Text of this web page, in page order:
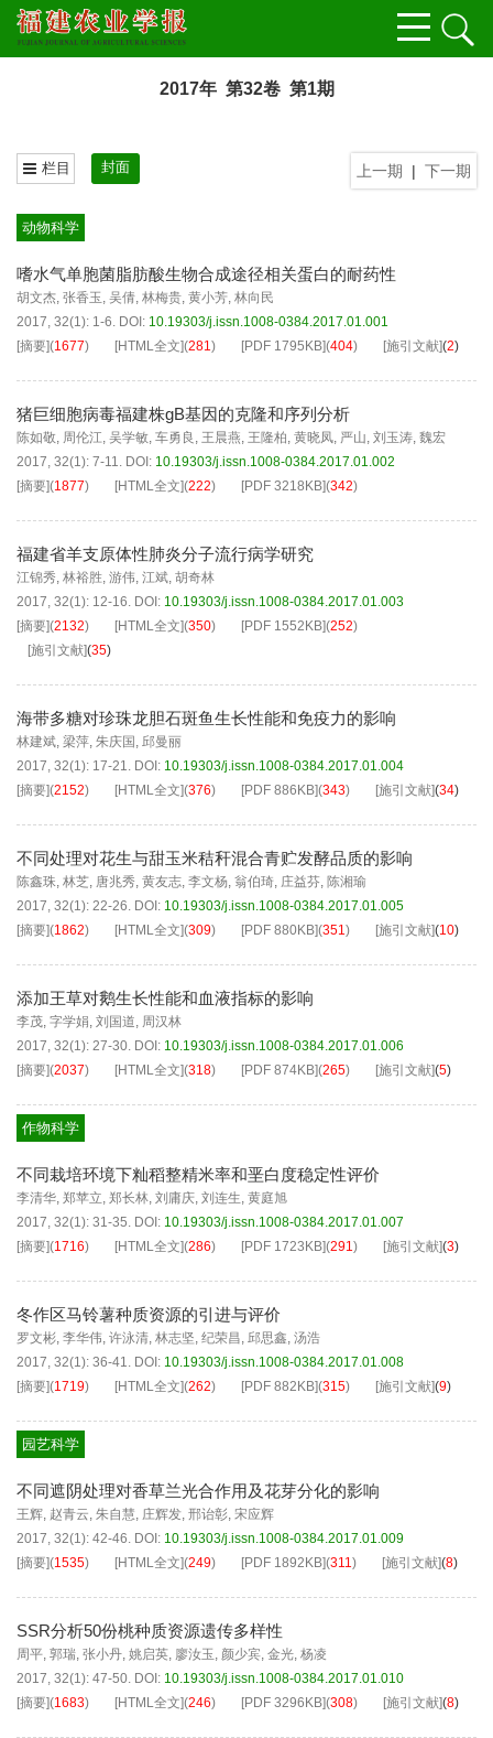
2017年 第32卷 第1期
上一期 | 下一期
栏目 封面
动物科学
嗜水气单胞菌脂肪酸生物合成途径相关蛋白的耐药性
胡文杰, 张香玉, 吴倩, 林梅贵, 黄小芳, 林向民
2017, 32(1): 1-6. DOI: 10.19303/j.issn.1008-0384.2017.01.001
[摘要](1677) [HTML全文](281) [PDF 1795KB](404) [施引文献](2)
猪巨细胞病毒福建株gB基因的克隆和序列分析
陈如敬, 周伦江, 吴学敏, 车勇良 , 王晨燕, 王隆柏, 黄晓凤, 严山, 刘玉涛, 魏宏
2017, 32(1): 7-11. DOI: 10.19303/j.issn.1008-0384.2017.01.002
[摘要](1877) [HTML全文](222) [PDF 3218KB](342)
福建省羊支原体性肺炎分子流行病学研究
江锦秀, 林裕胜, 游伟, 江斌, 胡奇林
2017, 32(1): 12-16. DOI: 10.19303/j.issn.1008-0384.2017.01.003
[摘要](2132) [HTML全文](350) [PDF 1552KB](252)
[施引文献](35)
海带多糖对珍珠龙胆石斑鱼生长性能和免疫力的影响
林建斌, 梁萍, 朱庆国 , 邱曼丽
2017, 32(1): 17-21. DOI: 10.19303/j.issn.1008-0384.2017.01.004
[摘要](2152) [HTML全文](376) [PDF 886KB](343) [施引文献](34)
不同处理对花生与甜玉米秸秆混合青贮发酵品质的影响
陈鑫珠, 林芝, 唐兆秀, 黄友志, 李文杨, 翁伯琦, 庄益芬, 陈湘瑜
2017, 32(1): 22-26. DOI: 10.19303/j.issn.1008-0384.2017.01.005
[摘要](1862) [HTML全文](309) [PDF 880KB](351) [施引文献](10)
添加王草对鹅生长性能和血液指标的影响
李茂, 字学娟, 刘国道, 周汉林
2017, 32(1): 27-30. DOI: 10.19303/j.issn.1008-0384.2017.01.006
[摘要](2037) [HTML全文](318) [PDF 874KB](265) [施引文献](5)
作物科学
不同栽培环境下籼稻整精米率和垩白度稳定性评价
李清华, 郑苹立, 郑长林, 刘庸庆, 刘连生, 黄庭旭
2017, 32(1): 31-35. DOI: 10.19303/j.issn.1008-0384.2017.01.007
[摘要](1716) [HTML全文](286) [PDF 1723KB](291) [施引文献](3)
冬作区马铃薯种质资源的引进与评价
罗文彬, 李华伟, 许泳清, 林志坚, 纪荣昌, 邱思鑫, 汤浩
2017, 32(1): 36-41. DOI: 10.19303/j.issn.1008-0384.2017.01.008
[摘要](1719) [HTML全文](262) [PDF 882KB](315) [施引文献](9)
园艺科学
不同遮阴处理对香草兰光合作用及花芽分化的影响
王辉, 赵青云, 朱自慧, 庄辉发, 邢诒彰, 宋应辉
2017, 32(1): 42-46. DOI: 10.19303/j.issn.1008-0384.2017.01.009
[摘要](1535) [HTML全文](249) [PDF 1892KB](311) [施引文献](8)
SSR分析50份桃种质资源遗传多样性
周平, 郭瑞, 张小丹, 姚启英, 廖汝玉, 颜少宾, 金光, 杨凌
2017, 32(1): 47-50. DOI: 10.19303/j.issn.1008-0384.2017.01.010
[摘要](1683) [HTML全文](246) [PDF 3296KB](308) [施引文献](8)